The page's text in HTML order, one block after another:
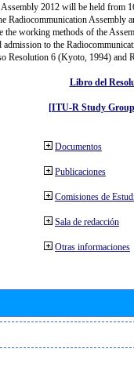
2012 will be held from
Radiocommunication Assembly
the working methods of the
to the
Resolution 6 (Kyoto, 1994) and
Libro del
[ITU-R Study
Documentos
Publicaciones
Comisiones de
Sala de redacción
Otras informaciones